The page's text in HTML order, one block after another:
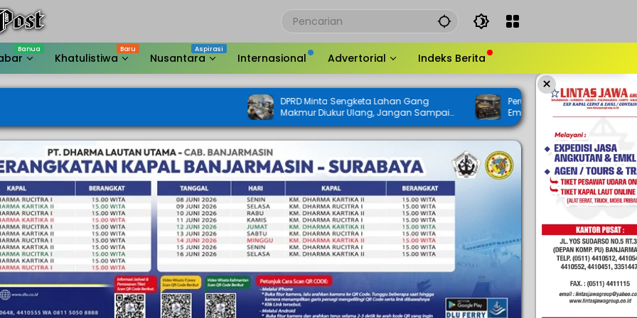
Khatulistiwa Nusantara Internasional Advertorial Indeks Berita
×
DPRD Minta Sengketa Lahan Gang
Makmur Diukur Ulang, Jangan Sampai
Jalan Warga Menyusut
Perubahan KUA-PPAS 2026 Mulai Dibahas,
Empat Raperda Inisiatif DPRD Ikut
Digodok